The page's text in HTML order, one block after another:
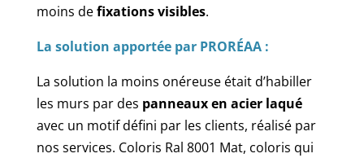
moins defixations visibles.
La solution apportée par PRORÉAA :
La solution la moins onéreuse était d’habiller
les murs par des panneaux en acier laqué
avec un motif défini par les clients, réalisé par
nos services. Coloris Ral 8001 Mat, coloris qui